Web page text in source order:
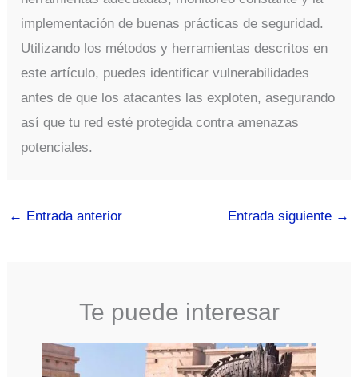
implementación de buenas prácticas de seguridad.
Utilizando los métodos y herramientas descritos en
este artículo, puedes identificar vulnerabilidades
antes de que los atacantes las exploten, asegurando
así que tu red esté protegida contra amenazas
potenciales.
← Entrada anterior Entrada siguiente →
Te puede interesar